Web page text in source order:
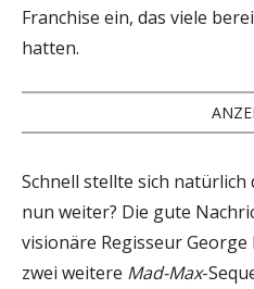
Franchise ein, das viele
hatten.
Schnell stellte sich natürlich
nun weiter? Die gute
visionäre Regisseur
zwei weitere Mad-Max-